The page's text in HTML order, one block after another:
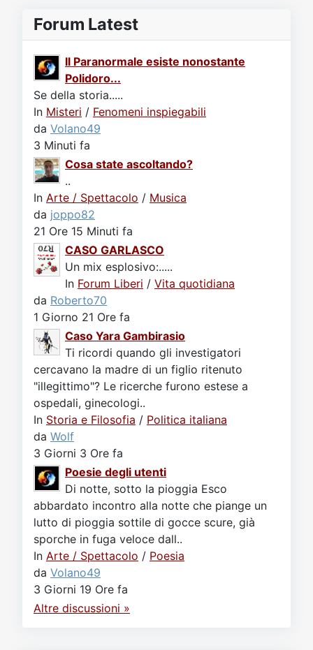
Forum Latest
Il Paranormale esiste nonostante
Polidoro...
Se della storia.....
In Misteri / Fenomeni inspiegabili
da Volano49
3 Minuti fa
Cosa state ascoltando?
..
In Arte / Spettacolo / Musica
da joppo82
21 Ore 15 Minuti fa
CASO GARLASCO
Un mix esplosivo:.....
In Forum Liberi / Vita quotidiana
da Roberto70
1 Giorno 21 Ore fa
Caso Yara Gambirasio
Ti ricordi quando gli investigatori
cercavano la madre di un figlio ritenuto
"illegittimo"? Le ricerche furono estese a
ospedali, ginecologi..
In Storia e Filosofia / Politica italiana
da Wolf
3 Giorni 3 Ore fa
Poesie degli utenti
Di notte, sotto la pioggia Esco
abbardato incontro alla notte che piange un
lutto di pioggia sottile di gocce scure, già
sporche in fuga veloce dall..
In Arte / Spettacolo / Poesia
da Volano49
3 Giorni 19 Ore fa
Altre discussioni »